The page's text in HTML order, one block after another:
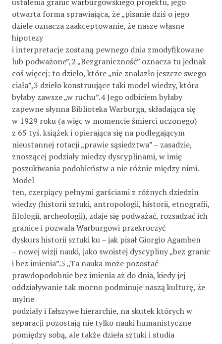
otwarta forma sprawiająca, że „pisanie dziś o jego
dziele oznacza zaakceptowanie, że nasze własne
hipotezy
i interpretacje zostaną pewnego dnia zmodyfikowane
lub podważone”,2 „Bezgraniczność” oznacza tu jednak
coś więcej: to dzieło, które „nie znalazło jeszcze swego
ciała”,3 dzieło konstruujące taki model wiedzy, która
byłaby zawsze „w ruchu”.4 Jego odbiciem byłaby
zapewne słynna Biblioteka Warburga, składająca się
w 1929 roku (a więc w momencie śmierci uczonego)
z 65 tyś. książek i opierająca się na podlegającym
nieustannej rotacji „prawie sąsiedztwa” – zasadzie,
znoszącej podziały miedzy dyscyplinami, w imię
poszukiwania podobieństw a nie różnic między nimi.
Model
ten, czerpiący pełnymi garściami z różnych dziedzin
wiedzy (historii sztuki, antropologii, historii, etnografii,
filologii, archeologii), zdaje się podważać, rozsadzać ich
granice i pozwala Warburgowi przekroczyć
dyskurs historii sztuki ku – jak pisał Giorgio Agamben
– nowej wizji nauki, jako swoistej dyscypliny „bez granic
i bez imienia”.5 „Ta nauka może pozostać
prawdopodobnie bez imienia aż do dnia, kiedy jej
oddziaływanie tak mocno podminuje naszą kulturę, że
mylne
podziały i fałszywe hierarchie, na skutek których w
separacji pozostają nie tylko nauki humanistyczne
pomiędzy sobą, ale także dzieła sztuki i studia